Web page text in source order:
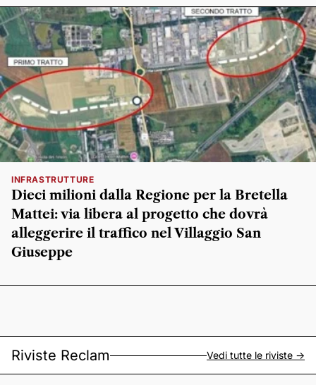
INFRASTRUTTURE
Dieci milioni dalla Regione per la Bretella
Mattei: via libera al progetto che dovrà
alleggerire il traffico nel Villaggio San
Giuseppe
Riviste Reclam Vedi tutte le riviste ->